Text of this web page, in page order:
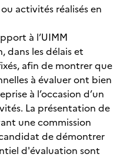
activités réalisés en
à l’UIMM
dans les délais et
afin de montrer que
à évaluer ont bien
à l’occasion d’un
La présentation de
une commission
de démontrer
d'évaluation sont